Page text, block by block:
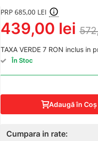
PRP 685,00 LEI
439,00 lei
TAXA VERDE 7 RON inclus in
În Stoc
Adaugă în Coş
Cumpara in rate: